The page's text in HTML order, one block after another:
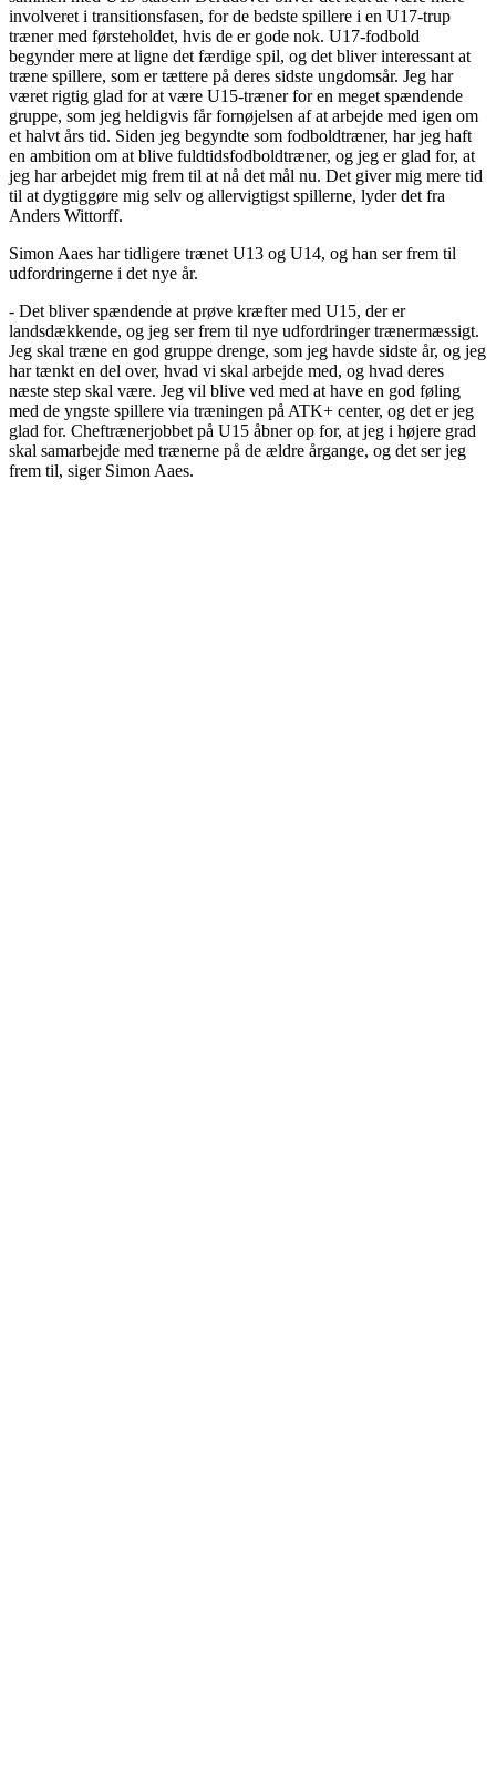
involveret i transitionsfasen, for de bedste spillere i en U17-trup
træner med førsteholdet, hvis de er gode nok. U17-fodbold
begynder mere at ligne det færdige spil, og det bliver interessant at
træne spillere, som er tættere på deres sidste ungdomsår. Jeg har
været rigtig glad for at være U15-træner for en meget spændende
gruppe, som jeg heldigvis får fornøjelsen af at arbejde med igen om
et halvt års tid. Siden jeg begyndte som fodboldtræner, har jeg haft
en ambition om at blive fuldtidsfodboldtræner, og jeg er glad for, at
jeg har arbejdet mig frem til at nå det mål nu. Det giver mig mere tid
til at dygtiggøre mig selv og allervigtigst spillerne, lyder det fra
Anders Wittorff.
Simon Aaes har tidligere trænet U13 og U14, og han ser frem til
udfordringerne i det nye år.
- Det bliver spændende at prøve kræfter med U15, der er
landsdækkende, og jeg ser frem til nye udfordringer trænermæssigt.
Jeg skal træne en god gruppe drenge, som jeg havde sidste år, og jeg
har tænkt en del over, hvad vi skal arbejde med, og hvad deres
næste step skal være. Jeg vil blive ved med at have en god føling
med de yngste spillere via træningen på ATK+ center, og det er jeg
glad for. Cheftrænerjobbet på U15 åbner op for, at jeg i højere grad
skal samarbejde med trænerne på de ældre årgange, og det ser jeg
frem til, siger Simon Aaes.